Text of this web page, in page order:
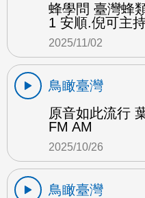
蜂學問 臺灣蜂
1 安順.倪可主
2025/11/02
鳥瞰臺灣
原音如此流行
FM AM
2025/10/26
鳥瞰臺灣